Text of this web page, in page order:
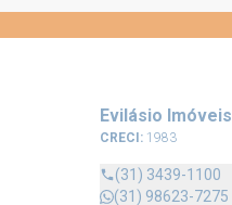
Evilásio Imóveis
CRECI: 1983
(31) 3439-1100
(31) 98623-7275